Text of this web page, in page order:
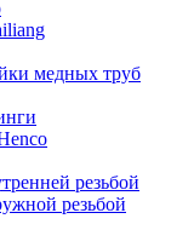
медных труб
резьбой
резьбой